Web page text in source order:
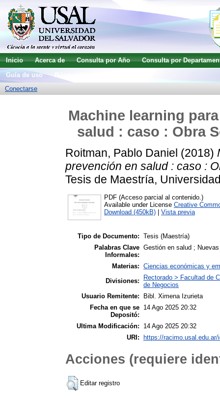
Inicio Acerca de Consulta por Año
Consulta por
Guía de uso
Conectarse
Machine learning
salud : caso : Obra
Roitman, Pablo Daniel (2018)
prevención en salud : caso :
Tesis de Maestría,
PDF (Acceso parcial al contenido.)
Available under License Creative
Download (450kB)
Vista previa
Tipo de Documento: Tesis (Maestría)
Palabras Clave
Informales:
Gestión en salud ;
Materias: Ciencias económicas y
Divisiones:
Rectorado > Facultad de
de Negocios
Usuario Remitente:
Bibl. Ximena Izurieta
Fecha en que se
Depositó:
14 Ago 2025 20:32
Ultima Modificación:
14 Ago 2025 20:32
URI:
https://racimo.usal.edu.ar/
Acciones (requiere
Editar registro